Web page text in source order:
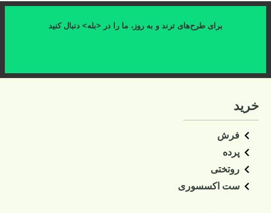
برای طرح‌های ترند و به روز، ما را در <بله> دنبال کنید
خرید
فرش
پرده
روتختی
ست اکسسوری